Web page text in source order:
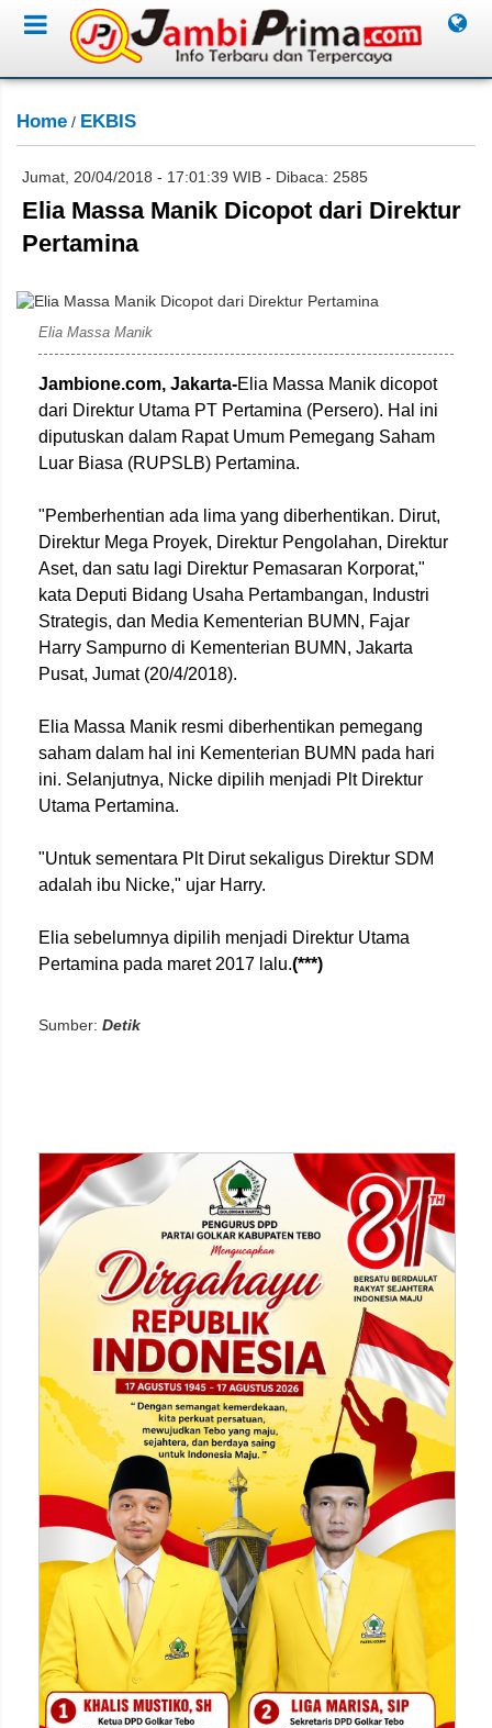
Home / EKBIS
Jumat, 20/04/2018 - 17:01:39 WIB - Dibaca: 2585
Elia Massa Manik Dicopot dari Direktur
Pertamina
Elia Massa Manik
Jambione.com, Jakarta-Elia Massa Manik dicopot
dari Direktur Utama PT Pertamina (Persero). Hal ini
diputuskan dalam Rapat Umum Pemegang Saham
Luar Biasa (RUPSLB) Pertamina.
"Pemberhentian ada lima yang diberhentikan. Dirut,
Direktur Mega Proyek, Direktur Pengolahan, Direktur
Aset, dan satu lagi Direktur Pemasaran Korporat,"
kata Deputi Bidang Usaha Pertambangan, Industri
Strategis, dan Media Kementerian BUMN, Fajar
Harry Sampurno di Kementerian BUMN, Jakarta
Pusat, Jumat (20/4/2018).
Elia Massa Manik resmi diberhentikan pemegang
saham dalam hal ini Kementerian BUMN pada hari
ini. Selanjutnya, Nicke dipilih menjadi Plt Direktur
Utama Pertamina.
"Untuk sementara Plt Dirut sekaligus Direktur SDM
adalah ibu Nicke," ujar Harry.
Elia sebelumnya dipilih menjadi Direktur Utama
Pertamina pada maret 2017 lalu.(***)
Sumber: Detik